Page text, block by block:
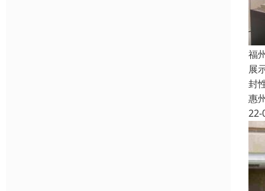
福
展
封
惠
22-